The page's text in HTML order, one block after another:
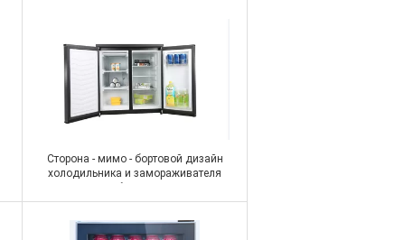
Сторона - мимо - бортовой дизайн
холодильника и замораживателя
двойной двери